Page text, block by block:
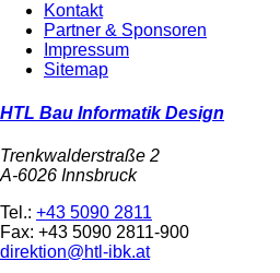
Kontakt
Partner & Sponsoren
Impressum
Sitemap
HTL Bau Informatik Design
Trenkwalderstraße 2
A-6026 Innsbruck
Tel.: +43 5090 2811
Fax: +43 5090 2811-900
direktion@htl-ibk.at